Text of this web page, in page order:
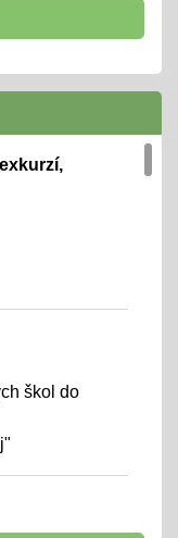
škol do